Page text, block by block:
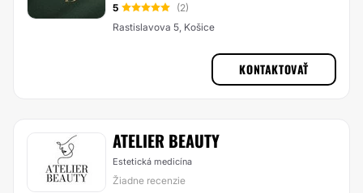
5
(2)
Rastislavova 5, Košice
KONTAKTOVAŤ
ATELIER BEAUTY
Estetická medicína
Žiadne recenzie